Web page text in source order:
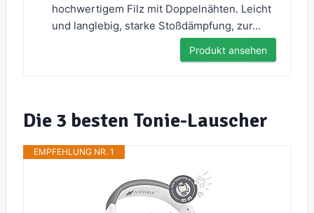
hochwertigem Filz mit Doppelnähten. Leicht
und langlebig, starke Stoßdämpfung, zur...
Produkt ansehen
Die 3 besten Tonie-Lauscher
EMPFEHLUNG NR. 1